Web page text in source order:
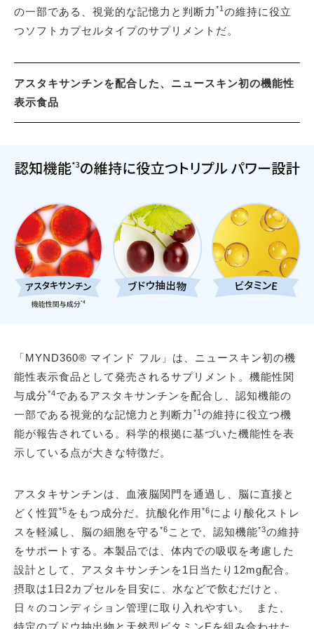
の一部である、視覚的な記憶力と判断力 *1 の維持に役立
つソフトカプセルタイプのサプリメントだ。
アスタキサンチンを配合した、ニュースキン初の機能性
表示食品
「MYND360® マインド フル」は、ニュースキン初の機
能性表示食品として発売されるサプリメント。機能性関
与成分*4であるアスタキサンチンを配合し、認知機能の
一部である視覚的な記憶力と判断力 *1 の維持に役立つ機
能が報告されている。科学的根拠に基づいた機能性を表
示している点が大きな特徴だ。
アスタキサンチンは、血液脳関門を通過し、脳に直接と
どく性質*5 をもつ成分だ。抗酸化作用*6により酸化ストレ
スを軽減し、脳の細胞を守る *6 ことで、認知機能*3の維持
をサポートする。本製品では、体内での吸収を考慮した
設計として、アスタキサンチンを1日当たり12mg配合。
摂取は1日2カプセルを目安に、水などで飲むだけと、
日々のコンディション管理に取り入れやすい。 また、